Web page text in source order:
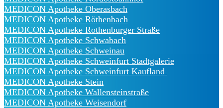
MEDICON Apotheke Oberasbach
MEDICON Apotheke Röthenbach
MEDICON Apotheke Rothenburger Straße
MEDICON Apotheke Schwabach
MEDICON Apotheke Schweinau
MEDICON Apotheke Schweinfurt Stadtgalerie
MEDICON Apotheke Schweinfurt Kaufland
MEDICON Apotheke Stein
MEDICON Apotheke Wallensteinstraße
MEDICON Apotheke Weisendorf